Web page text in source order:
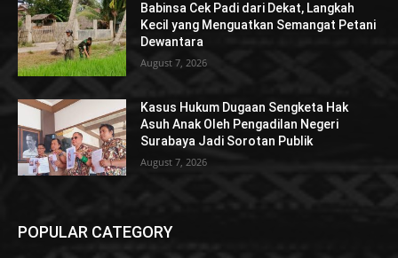
Babinsa Cek Padi dari Dekat, Langkah
Kecil yang Menguatkan Semangat Petani
Dewantara
August 7, 2026
Kasus Hukum Dugaan Sengketa Hak
Asuh Anak Oleh Pengadilan Negeri
Surabaya Jadi Sorotan Publik
August 7, 2026
POPULAR CATEGORY